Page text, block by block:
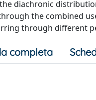
diachronic
the combined
through different
completa